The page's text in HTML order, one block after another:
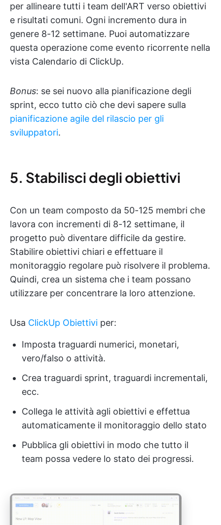
per allineare tutti i team dell'ART verso obiettivi
e risultati comuni. Ogni incremento dura in
genere 8-12 settimane. Puoi automatizzare
questa operazione come evento ricorrente nella
vista Calendario di ClickUp.
Bonus: se sei nuovo alla pianificazione degli
sprint, ecco tutto ciò che devi sapere sulla
pianificazione agile del rilascio per gli
sviluppatori.
5. Stabilisci degli obiettivi
Con un team composto da 50-125 membri che
lavora con incrementi di 8-12 settimane, il
progetto può diventare difficile da gestire.
Stabilire obiettivi chiari e effettuare il
monitoraggio regolare può risolvere il problema.
Quindi, crea un sistema che i team possano
utilizzare per concentrare la loro attenzione.
Usa ClickUp Obiettivi per:
Imposta traguardi numerici, monetari,
vero/falso o attività.
Crea traguardi sprint, traguardi incrementali,
ecc.
Collega le attività agli obiettivi e effettua
automaticamente il monitoraggio dello stato
Pubblica gli obiettivi in modo che tutto il
team possa vedere lo stato dei progressi.